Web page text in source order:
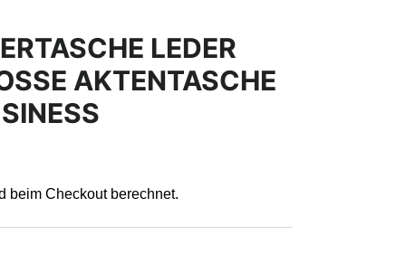
LEDER
AKTENTASCHE H
beim Checkout berechnet.